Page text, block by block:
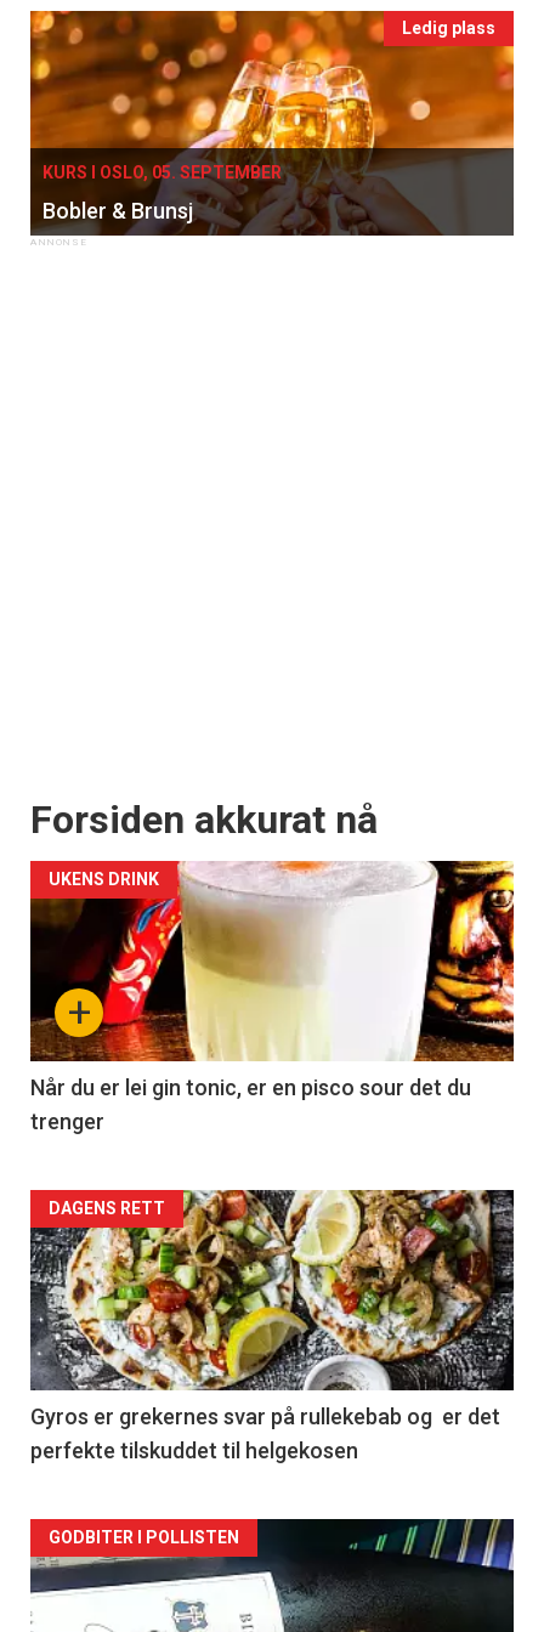
Ledig plass
KURS I OSLO, 05. SEPTEMBER
Bobler & Brunsj
Forsiden akkurat nå
+
UKENS DRINK
Når du er lei gin tonic, er en pisco sour det du
trenger
Forsiden
akkurat
nå
-
2
DAGENS RETT
Gyros er grekernes svar på rullekebab og er det
perfekte tilskuddet til helgekosen
Forsiden
akkurat
GODBITER I POLLISTEN